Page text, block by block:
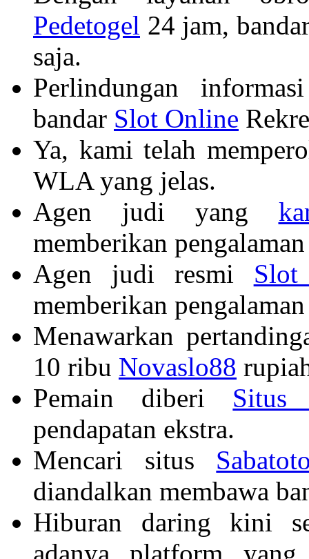
Pedetogel 24 jam,
saja.
Perlindungan
bandar Slot Online
Ya, kami telah
WLA yang jelas.
Agen judi yang
memberikan
Agen judi resmi
memberikan
Menawarkan
10 ribu Novaslo88
Pemain diberi Situs
pendapatan ekstra.
Mencari situs
diandalkan membawa
Hiburan daring kini
adanya platform